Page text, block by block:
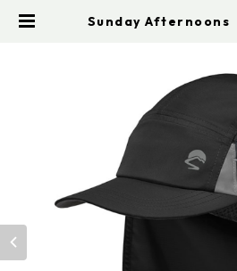
Sunday Afternoons